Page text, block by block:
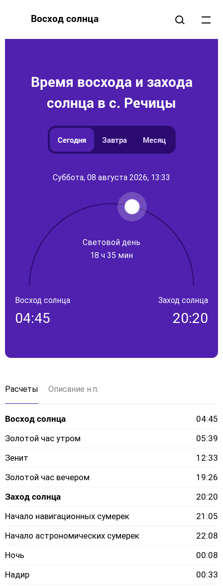
Восход солнца
Время восхода и захода
солнца в с. Речицы
Сегодня Завтра Месяц
Суббота, 08 августа 2026, 13:33
Световой день
18 ч 35 мин
Восход солнца
04:45
Заход солнца
20:20
Расчеты Описание н.п.
Восход солнца
04:45
Золотой час утром
05:39
Зенит
12:33
Золотой час вечером
19:26
Заход солнца
20:20
Начало навигационных сумерек
21:05
Начало астрономических сумерек
22:08
Ночь
00:08
Надир
00:33